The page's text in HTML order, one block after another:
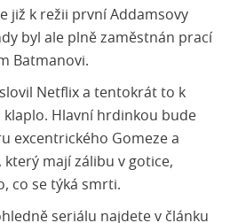
již k režii první Addamsovy
byl ale plně zaměstnán prací
Batmanovi.
Netflix a tentokrát to k
Hlavní hrdinkou bude
excentrického Gomeze a
mají zálibu v gotice,
co se týká smrti.
seriálu najdete v článku